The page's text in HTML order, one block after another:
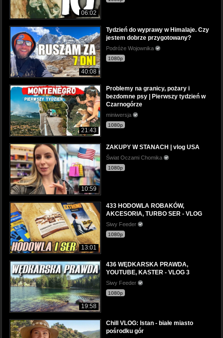
06:02
40:08
Tydzień do wyprawy w Himalaje. Czy
jestem dobrze przygotowany?
Podróże Wojownika
1080p
21:43
Problemy na granicy, pożary i
bezdomne psy | Pierwszy tydzień w
Czarnogórze
miniwersja
1080p
10:59
ZAKUPY W STANACH | vlog USA
Świat Oczami Chomika
1080p
13:01
433 HODOWLA ROBAKÓW,
AKCESORIA, TURBO SER - VLOG
Siwy Feeder
1080p
19:58
436 WĘDKARSKA PRAWDA,
YOUTUBE, KASTER - VLOG 3
Siwy Feeder
1080p
Chill VLOG: Istan - białe miasto
pośrodku gór